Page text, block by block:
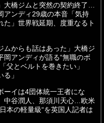
大橋ジムと突然の契約終了…
アンディ29歳の本音「気持
た」世界戦延期、度重なるト
ムからも話はあった」大橋ジ
アンディが語る“無職のボ
父とベルトを巻きたい」
る」
ーイは4団体統一王者にな
中谷潤人、那須川天心…欧米
本の軽量級“を英国人記者は